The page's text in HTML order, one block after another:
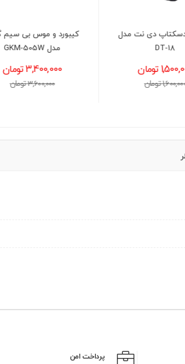
و موس بی سیم گرین
مدل GKM-505W
3,400,000 تومان
3,600,000 تومان
RGB
1,650,000 تومان
1,800,000 تومان
پرداخت امن